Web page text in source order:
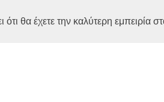
θα έχετε την καλύτερη εμπειρία